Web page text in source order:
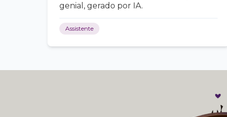
genial, gerado por IA.
Assistente